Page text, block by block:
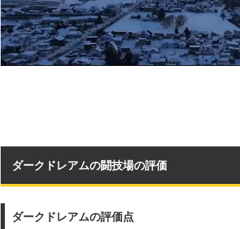
ダークドレアムの闘技場の評価
ダークドレアムの評価点